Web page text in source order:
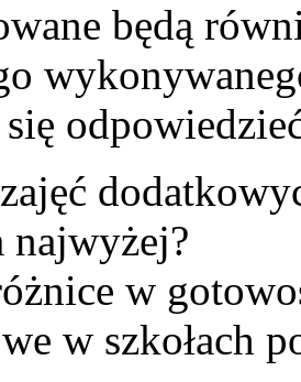
będą
najwyżej?
w
w szkołach